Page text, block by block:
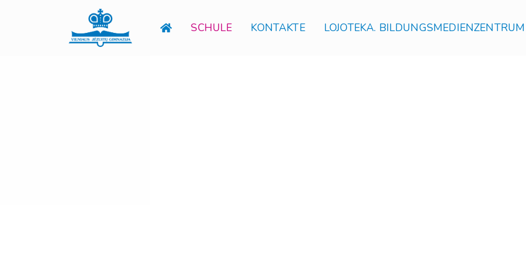
SCHULE KONTAKTE LOJOTEKA. BILDUNGSMEDIENZENTRUM